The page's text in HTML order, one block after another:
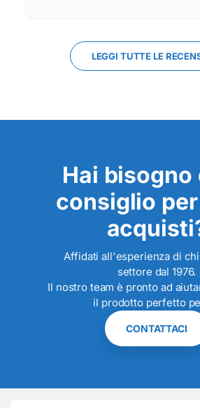
LEGGI TUTTE LE
Hai bisogno
consiglio
Affidati all'esperienza di
settore dal 1976.
Il nostro team è pronto ad
il prodotto perfetto
CONTATTACI